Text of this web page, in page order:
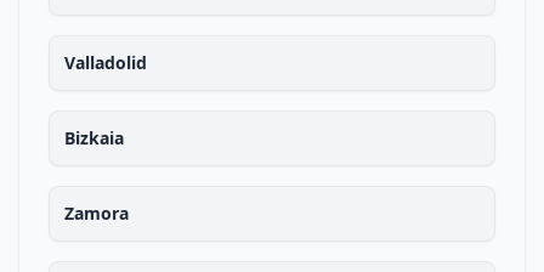
Valladolid
Bizkaia
Zamora